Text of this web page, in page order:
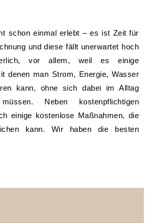
schon einmal erlebt – es ist Zeit für
und diese fällt unerwartet hoch
vor allem, weil es einige
denen man Strom, Energie, Wasser
kann, ohne sich dabei im Alltag
Neben kostenpflichtigen
einige kostenlose Maßnahmen, die
kann. Wir haben die besten